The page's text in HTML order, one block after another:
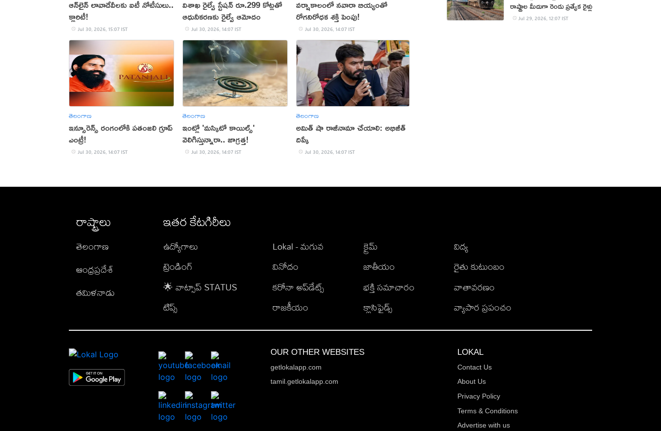
ఆన్‌లైన్ లావాదేవీలకు ఐటీ నోటీసులు..
క్లారిటీ!
Jul 30, 2026, 15:07 IST
విశాఖ రైల్వే స్టేషన్ రూ.299 కోట్లతో
ఆధునీకరణకు రైల్వే ఆమోదం
Jul 30, 2026, 14:07 IST
వర్షాకాలంలో నవారా బియ్యంతో
రోగనిరోధక శక్తి పెంపు!
Jul 30, 2026, 14:07 IST
తెలంగాణ
ఇన్సూరెన్స్ రంగంలోకి పతంజలి గ్రూప్
ఎంట్రీ!
Jul 30, 2026, 14:07 IST
తెలంగాణ
ఇంట్లో 'మస్కిటో కాయిల్స్'
వెలిగిస్తున్నారా.. జాగ్రత్త!
Jul 30, 2026, 14:07 IST
తెలంగాణ
అమిత్ షా రాజీనామా చేయాలి: అభిజీత్
దిప్కే
Jul 30, 2026, 14:07 IST
రాష్ట్రాల మీదుగా రెండు ప్రత్యేక రైళ్లు
Jul 29, 2026, 12:07 IST
రాష్ట్రాలు
తెలంగాణ
ఆంధ్రప్రదేశ్
తమిళనాడు
ఇతర కేటగిరీలు
ఉద్యోగాలు
ట్రెండింగ్
🌟 వాట్సాప్ STATUS
టిప్స్
Lokal - మగువ
వినోదం
కరోనా అప్‌డేట్స్
రాజకీయం
క్రైమ్
జాతీయం
భక్తి సమాచారం
క్లాసిఫైడ్స్
విద్య
రైతు కుటుంబం
వాతావరణం
వ్యాపార ప్రపంచం
OUR OTHER WEBSITES
getlokalapp.com
tamil.getlokalapp.com
LOKAL
Contact Us
About Us
Privacy Policy
Terms & Conditions
Advertise with us